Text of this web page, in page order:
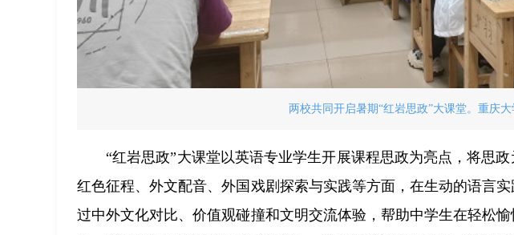
两校共同开启暑期“红岩思政”大课堂。重庆大
“红岩思政”大课堂以英语专业学生开展课程思政为亮点，将思
红色征程、外文配音、外国戏剧探索与实践等方面，在生动的语言
过中外文化对比、价值观碰撞和文明交流体验，帮助中学生在轻松